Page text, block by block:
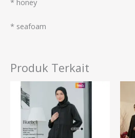
* ⁠honey
* ⁠seafoam
Produk Terkait